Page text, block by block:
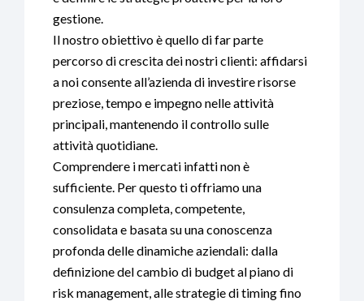
gestione.
Il nostro obiettivo è quello di far parte
percorso di crescita dei nostri clienti: affidarsi
a noi consente all’azienda di investire risorse
preziose, tempo e impegno nelle attività
principali, mantenendo il controllo sulle
attività quotidiane.
Comprendere i mercati infatti non è
sufficiente. Per questo ti offriamo una
consulenza completa, competente,
consolidata e basata su una conoscenza
profonda delle dinamiche aziendali: dalla
definizione del cambio di budget al piano di
risk management, alle strategie di timing fino